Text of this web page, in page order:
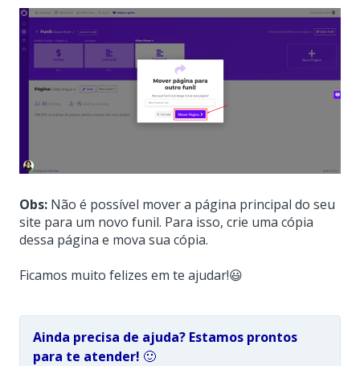
Obs: Não é possível mover a página principal do seu
site para um novo funil. Para isso, crie uma cópia
dessa página e mova sua cópia.
Ficamos muito felizes em te ajudar!😃
Ainda precisa de ajuda? Estamos prontos
para te atender! 🙂